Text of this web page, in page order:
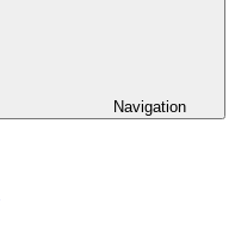
Navigation